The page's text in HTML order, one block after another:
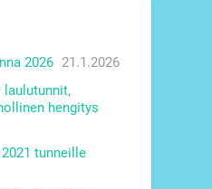
2026 21.1.2026
laulutunnit,
hengitys
tunneille